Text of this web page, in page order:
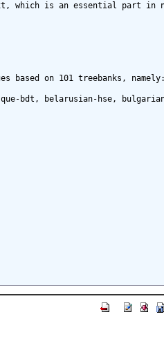
which is an essential part in
based on 101 treebanks, namely:
bdt, belarusian-